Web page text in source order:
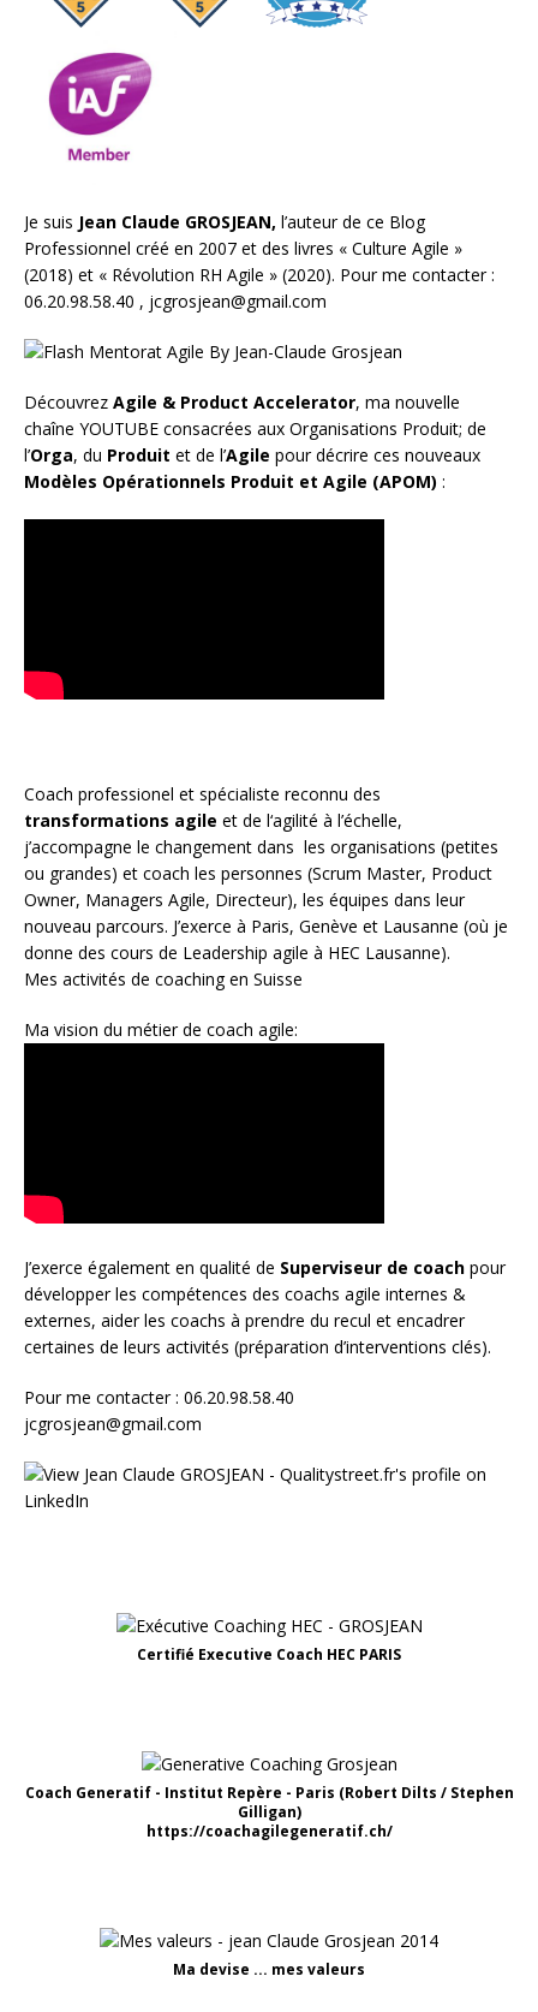
Je suis Jean Claude GROSJEAN, l’auteur de ce Blog
Professionnel créé en 2007 et des livres « Culture Agile »
(2018) et « Révolution RH Agile » (2020). Pour me contacter :
06.20.98.58.40 , jcgrosjean@gmail.com
Découvrez Agile & Product Accelerator, ma nouvelle
chaîne YOUTUBE consacrées aux Organisations Produit; de
l’Orga, du Produit et de l’Agile pour décrire ces nouveaux
Modèles Opérationnels Produit et Agile (APOM) :
Coach professionel et spécialiste reconnu des
transformations agile et de l‘agilité à l’échelle,
j’accompagne le changement dans les organisations (petites
ou grandes) et coach les personnes (Scrum Master, Product
Owner, Managers Agile, Directeur), les équipes dans leur
nouveau parcours. J’exerce à Paris, Genève et Lausanne (où je
donne des cours de Leadership agile à HEC Lausanne).
Mes activités de coaching en Suisse
Ma vision du métier de coach agile:
J’exerce également en qualité de Superviseur de coach pour
développer les compétences des coachs agile internes &
externes, aider les coachs à prendre du recul et encadrer
certaines de leurs activités (préparation d’interventions clés).
Pour me contacter : 06.20.98.58.40
jcgrosjean@gmail.com
Certifié Executive Coach HEC PARIS
Coach Generatif - Institut Repère - Paris (Robert Dilts / Stephen
Gilligan)
https://coachagilegeneratif.ch/
Ma devise ... mes valeurs